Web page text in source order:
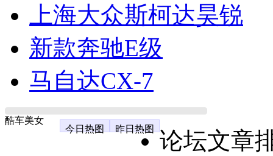
上海大众斯柯达昊锐
新款奔驰E级
马自达CX-7
酷车美女
今日热图
昨日热图
论坛文章